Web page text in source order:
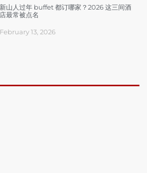
新山人过年 buffet 都订哪家？2026 这三间酒
店最常被点名
February 13, 2026